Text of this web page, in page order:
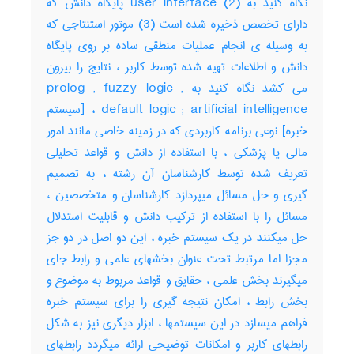
دارای تخصص ذخیره شده است (3) موتور استنتاجی که
به وسیله ی انجام عملیات منطقی ساده بر روی پایگاه
دانش و اطلاعات تهیه شده توسط کاربر ، نتایج را بیرون
می کشد نگاه کنید به prolog ; fuzzy logic ;
default logic ; artificial intelligence ، [سیستم
خبره] نوعی برنامه کاربردی که در زمینه خاصی مانند امور
مالی یا پزشکی ، با استفاده از دانش و قواعد تحلیلی
تعریف شده توسط کارشناسان آن رشته ، به تصمیم
گیری و حل مسائل میپردازد کارشناسان و متخصصین ،
مسائل را با استفاده از ترکیب دانش و قابلیت استدلال
حل میکنند در یک سیستم خبره ، این دو اصل در دو جز
مجزا اما مرتبط تحت عنوان بخشهای علمی و رابط جای
میگیرند بخش علمی ، حقایق و قواعد مربوط به موضوع و
بخش رابط ، امکان نتیجه گیری را برای سیستم خبره
فراهم میسازد در این سیستمها ، ابزار دیگری نیز به شکل
رابطهای کاربر و امکانات توضیحی ارائه میگردد رابطهای